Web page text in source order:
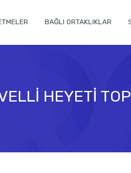
BAĞLI ORTAKLIKLAR
HEYETİ